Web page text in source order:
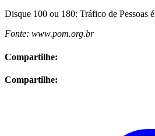
Disque 100 ou 180: Tráfico de Pessoas
Fonte: www.pom.org.br
Compartilhe:
Compartilhe: